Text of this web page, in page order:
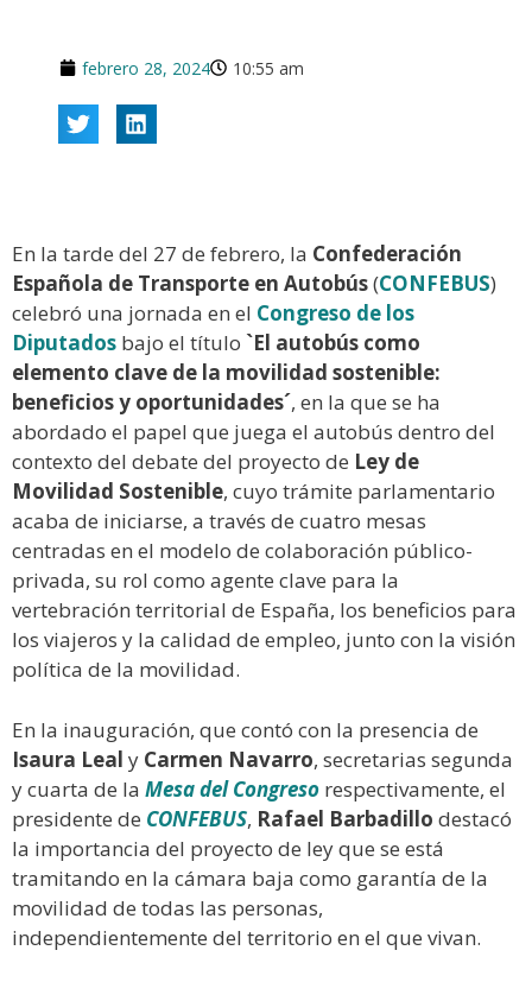
febrero 28, 2024 10:55 am
En la tarde del 27 de febrero, la Confederación
Española de Transporte en Autobús(CONFEBUS)
celebró una jornada en el Congreso de los
Diputados bajo el título `El autobús como
elemento clave de la movilidad sostenible:
beneficios y oportunidades´, en la que se ha
abordado el papel que juega el autobús dentro del
contexto del debate del proyecto de Ley de
Movilidad Sostenible, cuyo trámite parlamentario
acaba de iniciarse, a través de cuatro mesas
centradas en el modelo de colaboración público-
privada, su rol como agente clave para la
vertebración territorial de España, los beneficios para
los viajeros y la calidad de empleo, junto con la visión
política de la movilidad.
En la inauguración, que contó con la presencia de
Isaura Leal y Carmen Navarro, secretarias segunda
y cuarta de la Mesa del Congreso respectivamente, el
presidente de CONFEBUS, Rafael Barbadillo destacó
la importancia del proyecto de ley que se está
tramitando en la cámara baja como garantía de la
movilidad de todas las personas,
independientemente del territorio en el que vivan.